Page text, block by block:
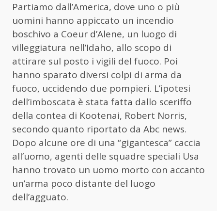
Partiamo dall’America, dove uno o più
uomini hanno appiccato un incendio
boschivo a Coeur d’Alene, un luogo di
villeggiatura nell’Idaho, allo scopo di
attirare sul posto i vigili del fuoco. Poi
hanno sparato diversi colpi di arma da
fuoco, uccidendo due pompieri. L’ipotesi
dell’imboscata è stata fatta dallo sceriffo
della contea di Kootenai, Robert Norris,
secondo quanto riportato da Abc news.
Dopo alcune ore di una “gigantesca” caccia
all’uomo, agenti delle squadre speciali Usa
hanno trovato un uomo morto con accanto
un’arma poco distante del luogo
dell’agguato.